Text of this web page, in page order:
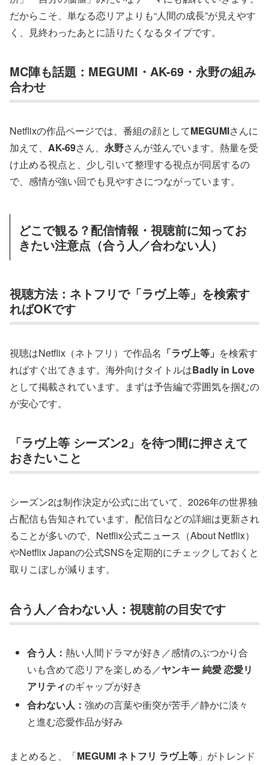
だからこそ、単なる恋リアよりも“人間の成長”が見えやす
く、見終わったあとに語りたくなるタイプです。
MC陣も話題：MEGUMI・AK-69・永野の組み
合わせ
Netflixの作品ページでは、番組の顔としてMEGUMIさんに
加えて、 AK-69さん、 永野さんが並んでいます。熱量を受
け止める視点と、少し引いて整理する視点が同居するの
で、感情が強い回でも見やすさにつながっています。
どこで観る？配信情報・視聴前に知ってお
きたい注意点（合う人／合わない人）
視聴方法：ネトフリで「ラヴ上等」を検索す
ればOKです
視聴はNetflix（ネトフリ）で作品名 「ラヴ上等」 を検索す
ればすぐ出てきます。海外向けタイトルはBadly in Love
として掲載されています。まずは予告編で雰囲気を掴むの
が安心です。
「ラヴ上等 シーズン2」を待つ間に押さえて
おきたいこと
シーズン2は制作決定が公式に出ていて、2026年の世界独
占配信も告知されています。配信日などの詳細は更新され
ることが多いので、Netflix公式ニュース（About Netflix）
やNetflix Japanの公式SNSを定期的にチェックしておくと
取りこぼしが減ります。
合う人／合わない人：視聴前の目安です
合う人：熱い人間ドラマが好き／感情のぶつかり合
いも含めて恋リアを楽しめる／ヤンキー 純愛 恋愛リ
アリティのギャップが好き
合わない人：強めの言葉や衝突が苦手／静かに淡々
と進む恋愛作品が好み
まとめると、「MEGUMI ネトフリ ラヴ上等 」がトレンド